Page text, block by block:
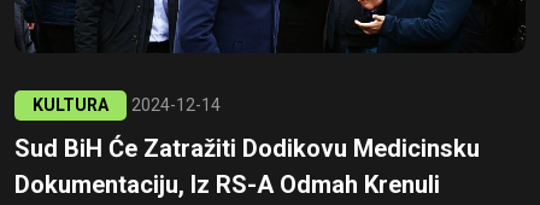
KULTURA 2024-12-14
Sud BiH Će Zatražiti Dodikovu Medicinsku
Dokumentaciju, Iz RS-A Odmah Krenuli